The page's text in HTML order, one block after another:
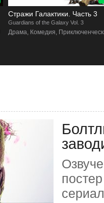
Стражи Галактики. Часть 3
Guardians of the Galaxy Vol. 3
Драма, Комедия,